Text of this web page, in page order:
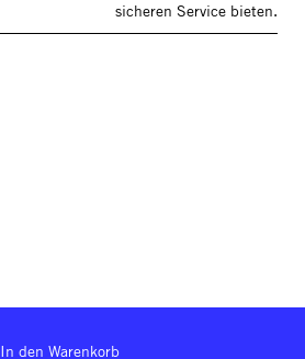
sicheren Service bieten.
In den Warenkorb